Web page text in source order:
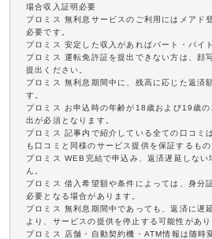
場合収入証明必要
プロミス 無利息サービスのご利用にはメアド
必要です。
プロミス 安定した収入があればパート・バイ
プロミス 運転免許証を提出できない方は、顔
提出ください。
プロミス 無利息期間中に、残高に応じた返済
す。
プロミス お申込時の年齢が18歳および19歳
出が必須となります。
プロミス 記事内で紹介している全ての口コミ
も口コミと同様のサービス提供を保証するもの
プロミス WEB完結で申込み、返済遅延しな
ん。
プロミス 借入希望額や条件によっては、身分
必要となる場合があります。
プロミス 無利息期間中であっても、返済に遅
より、サービスの提供を停止する可能性があり
プロミス 店舗・自動契約機・ATM情報は随時